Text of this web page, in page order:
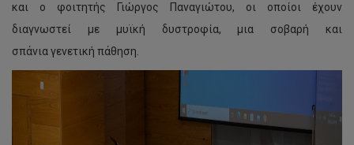
και ο φοιτητής Γιώργος Παναγιώτου, οι οποίοι έχουν
διαγνωστεί με μυϊκή δυστροφία, μια σοβαρή και
σπάνια γενετική πάθηση.